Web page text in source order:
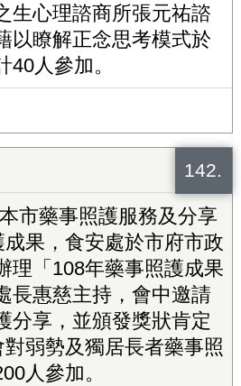
生心理諮商所張元祐諮
以瞭解正念思考模式於
人參加。
142.
市藥事照護服務及分享
果，食安處於市府市政
理「108年藥事照護成果
長惠慈主持，會中邀請
分享，並頒發獎狀肯定
弱勢及獨居長者藥事照
人參加。